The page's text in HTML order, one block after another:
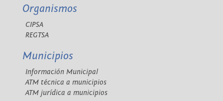
Organismos
CIPSA
REGTSA
Municipios
Información Municipal
ATM técnica a municipios
ATM jurídica a municipios